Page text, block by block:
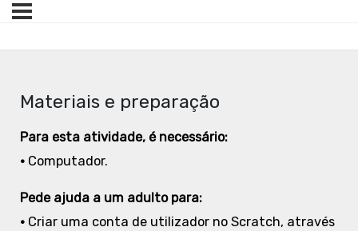
Materiais e preparação
Para esta atividade, é necessário:
•Computador.
Pede ajuda a um adulto para:
•Criar uma conta de utilizador no Scratch, através